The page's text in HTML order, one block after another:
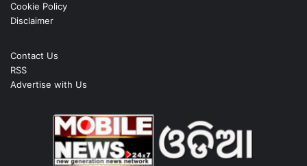
Cookie Policy
Disclaimer
Contact Us
RSS
Advertise with Us